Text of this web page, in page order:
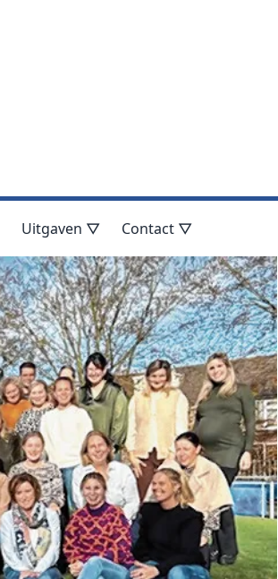
Uitgaven ▽ Contact ▽